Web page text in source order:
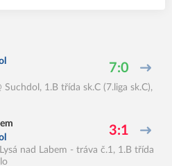
7:0
Suchdol , 1.B třída sk.C (7.liga sk.C),
3:1
Lysá nad Labem - tráva č.1, 1.B třída